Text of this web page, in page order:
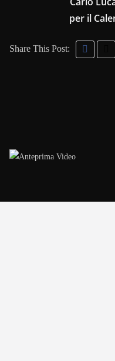
per il
Share This Post: